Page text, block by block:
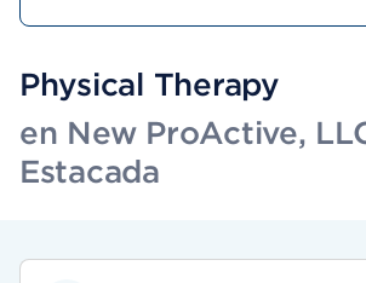
Physical Therapy
en New ProActive,
Estacada